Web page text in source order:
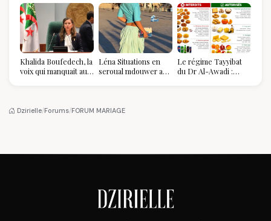
Khalida Boufedech, la
voix qui manquait au
Léna Situations en
seroual mdouwer au
pièce mode de l'été
Le régime Tayyibat
du Dr Al-Awadi :
Dzirielle/Forums/FORUM MARIAGE